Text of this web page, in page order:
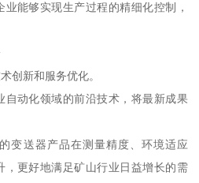
能够实现生产过程的精细化控制，
创新和服务优化。
自动化领域的前沿技术，将最新成果
变送器产品在测量精度、环境适应
，更好地满足矿山行业日益增长的需